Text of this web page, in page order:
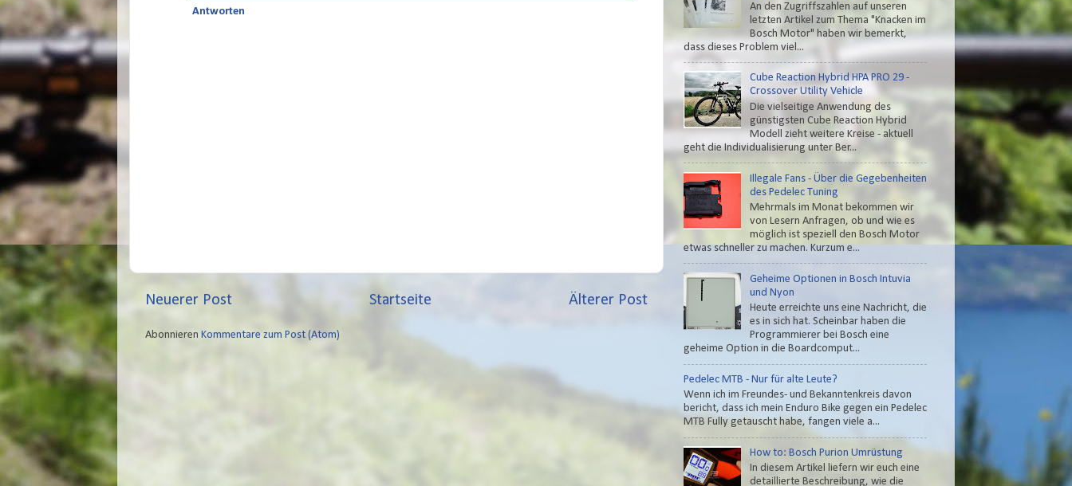
Antworten
Neuerer Post Älterer Post
Startseite
Abonnieren Kommentare zum Post (Atom)
An den Zugriffszahlen auf unseren
letzten Artikel zum Thema "Knacken im
Bosch Motor" haben wir bemerkt,
dass dieses Problem viel...
Cube Reaction Hybrid HPA PRO 29 -
Crossover Utility Vehicle
Die vielseitige Anwendung des
günstigsten Cube Reaction Hybrid
Modell zieht weitere Kreise - aktuell
geht die Individualisierung unter Ber...
Illegale Fans - Über die Gegebenheiten
des Pedelec Tuning
Mehrmals im Monat bekommen wir
von Lesern Anfragen, ob und wie es
möglich ist speziell den Bosch Motor
etwas schneller zu machen. Kurzum e...
Geheime Optionen in Bosch Intuvia
und Nyon
Heute erreichte uns eine Nachricht, die
es in sich hat. Scheinbar haben die
Programmierer bei Bosch eine
geheime Option in die Boardcomput...
Pedelec MTB - Nur für alte Leute?
Wenn ich im Freundes- und Bekanntenkreis davon
bericht, dass ich mein Enduro Bike gegen ein Pedelec
MTB Fully getauscht habe, fangen viele a...
How to: Bosch Purion Umrüstung
In diesem Artikel liefern wir euch eine
detaillierte Beschreibung, wie die